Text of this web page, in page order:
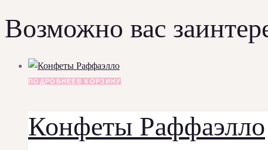
Возможно вас
ПОДРОБНЕЕ В КОРЗИНУ
Конфеты Раффаэлло